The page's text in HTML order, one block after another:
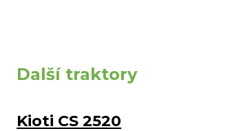
Další traktory
Kioti CS 2520